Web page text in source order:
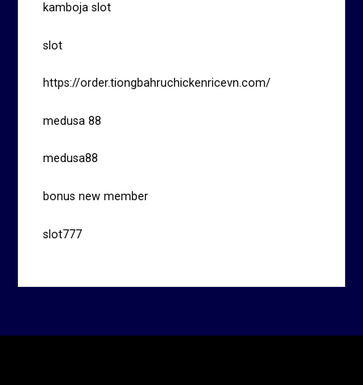
kamboja slot
slot
https://order.tiongbahruchickenricevn.com/
medusa 88
medusa88
bonus new member
slot777